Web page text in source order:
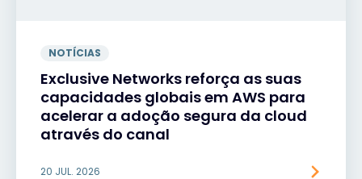
NOTÍCIAS
Exclusive Networks reforça as suas
capacidades globais em AWS para
acelerar a adoção segura da cloud
através do canal
20 JUL. 2026